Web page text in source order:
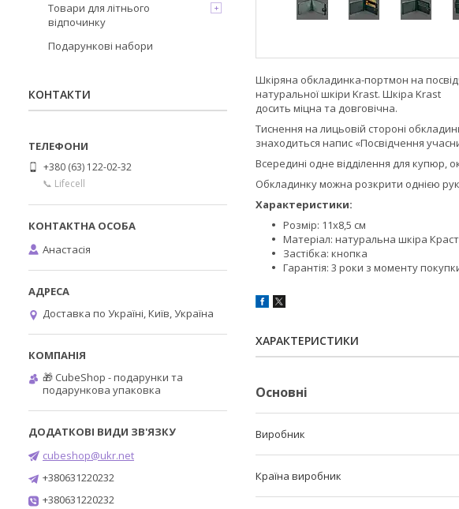
Шкіряна обкладинка-портмон на
натуральної шкіри Krast. Шкіра Krast
досить міцна та довговічна.
Тиснення на лицьовій стороні
знаходиться напис «Посвідчення
Всередині одне відділення для купюр,
Обкладинку можна розкрити однією
Характеристики:
Розмір: 11x8,5 см
Матеріал: натуральна шкіра Краст
Застібка: кнопка
Гарантія: 3 роки з моменту
ХАРАКТЕРИСТИКИ
Основні
Виробник
Країна виробник
Товари для літнього
відпочинку
Подарункові набори
КОНТАКТИ
+380 (63) 122-02-32
📞 Lifecell
Анастасія
Доставка по Україні, Київ, Україна
🎁 CubeShop - подарунки та
подарункова упаковка
cubeshop@ukr.net
+380631220232
+380631220232